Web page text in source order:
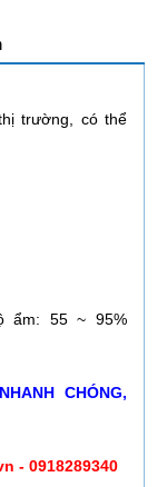
trường, có thể
ẩm: 55 ~ 95%
CHÓNG,
- 0918289340